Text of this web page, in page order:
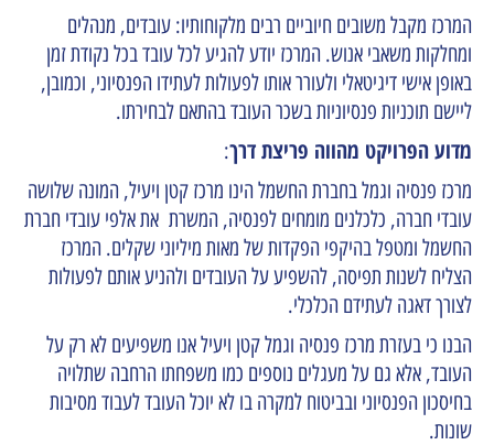
המרכז מקבל משובים חיוביים רבים מלקוחותיו: עובדים, מנהלים
ומחלקות משאבי אנוש. המרכז יודע להגיע לכל עובד בכל נקודת זמן
באופן אישי דיגיטאלי ולעורר אותו לפעולות לעתידו הפנסיוני, וכמובן,
ליישם תוכניות פנסיוניות בשכר העובד בהתאם לבחירתו.
מדוע הפרויקט מהווה פריצת דרך:
מרכז פנסיה וגמל בחברת החשמל הינו מרכז קטן ויעיל, המונה שלושה
עובדי חברה, כלכלנים מומחים לפנסיה, המשרת את אלפי עובדי חברת
החשמל ומטפל בהיקפי הפקדות של מאות מיליוני שקלים. המרכז
הצליח לשנות תפיסה, להשפיע על העובדים ולהניע אותם לפעולות
לצורך דאגה לעתידם הכלכלי.
הבנו כי בעזרת מרכז פנסיה וגמל קטן ויעיל אנו משפיעים לא רק על
העובד, אלא גם על מעגלים נוספים כמו משפחתו הרחבה שתלויה
בחיסכון הפנסיוני ובביטוח למקרה בו לא יוכל העובד לעבוד מסיבות
שונות.